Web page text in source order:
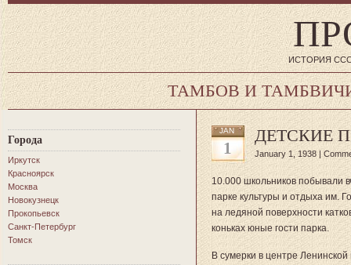
ИСТОРИЯ
ТАМБОВ И
Города
Иркутск
Красноярск
Москва
Новокузнецк
Прокопьевск
Санкт-Петербург
Томск
JAN
1
ДЕТСКИЕ
January 1, 1938 |
10.000 школьников побывали
парке культуры и отдыха им.
на ледяной поверхности
коньках юные гости парка.
В сумерки в центре